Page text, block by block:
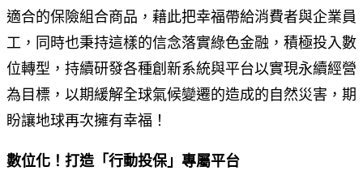
適合的保險組合商品，藉此把幸福帶給消費者與企業員
工，同時也秉持這樣的信念落實綠色金融，積極投入數
位轉型，持續研發各種創新系統與平台以實現永續經營
為目標，以期緩解全球氣候變遷的造成的自然災害，期
盼讓地球再次擁有幸福！
數位化！打造「行動投保」專屬平台